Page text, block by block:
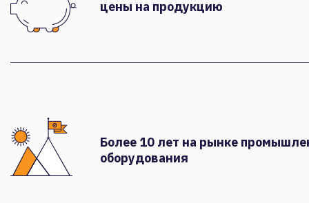
цены на продукцию
Более 10 лет на рынке
оборудования